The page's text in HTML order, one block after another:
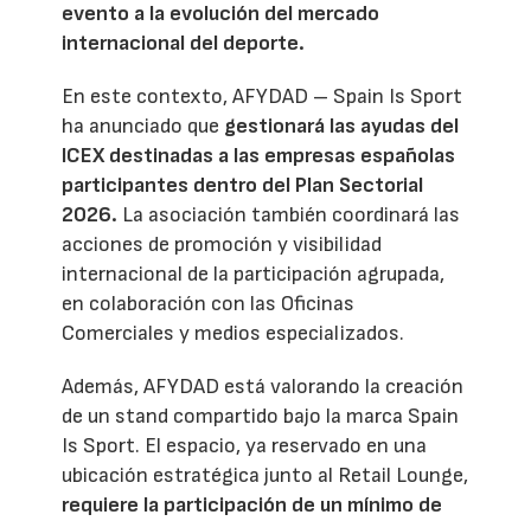
evento a la evolución del mercado
internacional del deporte.
En este contexto, AFYDAD – Spain Is Sport
ha anunciado que gestionará las ayudas del
ICEX destinadas a las empresas españolas
participantes dentro del Plan Sectorial
2026. La asociación también coordinará las
acciones de promoción y visibilidad
internacional de la participación agrupada,
en colaboración con las Oficinas
Comerciales y medios especializados.
Además, AFYDAD está valorando la creación
de un stand compartido bajo la marca Spain
Is Sport. El espacio, ya reservado en una
ubicación estratégica junto al Retail Lounge,
requiere la participación de un mínimo de